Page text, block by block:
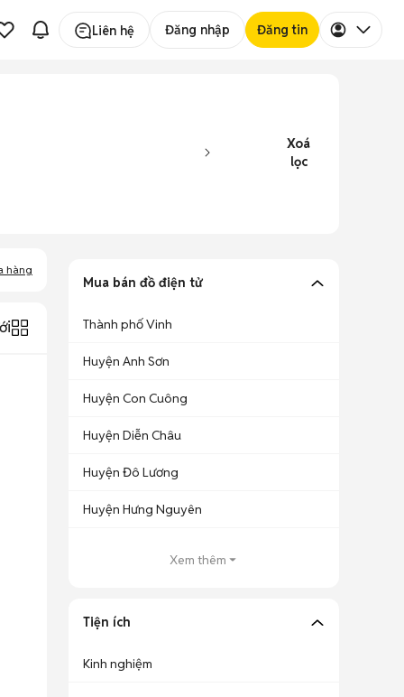
Liên hệ Đăng nhập Đăng tin
Xoá
lọc
hàng
Mua bán đồ điện tử
Thành phố Vinh
Huyện Anh Sơn
Huyện Con Cuông
Huyện Diễn Châu
Huyện Đô Lương
Huyện Hưng Nguyên
Xem thêm
Tiện ích
Kinh nghiệm